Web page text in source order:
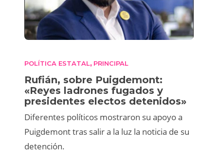
POLÍTICA ESTATAL, PRINCIPAL
Rufián, sobre Puigdemont:
«Reyes ladrones fugados y
presidentes electos detenidos»
Diferentes políticos mostraron su apoyo a
Puigdemont tras salir a la luz la noticia de su
detención.